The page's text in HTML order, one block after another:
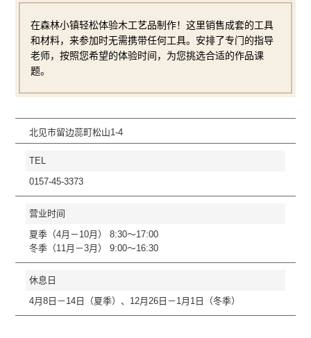
在森林小镇轻松体验木工艺品制作！这里销售成套的工具
和材料，来参加时无需携带任何工具。安排了专门的指导
老师，按照您希望的体验时间，为您挑选合适的作品课
题。
北见市留边蕊町松山1-4
TEL
0157-45-3373
营业时间
夏季（4月－10月） 8:30～17:00
冬季（11月－3月） 9:00～16:30
休息日
4月8日－14日（夏季）、12月26日－1月1日（冬季）